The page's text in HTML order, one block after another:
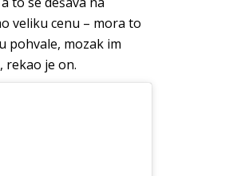
veliku cenu – mora to
pohvale, mozak im
rekao je on.